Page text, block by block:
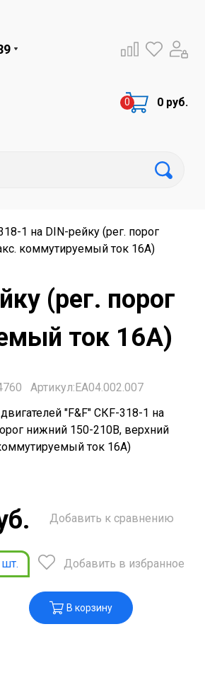
0 руб.
1 на DIN-рейку (рег. порог
коммутируемый ток 16А)
(рег. порог
ток 16А)
Артикул:EA04.002.007
"F&F" CКF-318-1 на
нижний 150-210В, верхний
ток 16А)
шт.
Добавить к сравнению
Добавить в избранное
В корзину